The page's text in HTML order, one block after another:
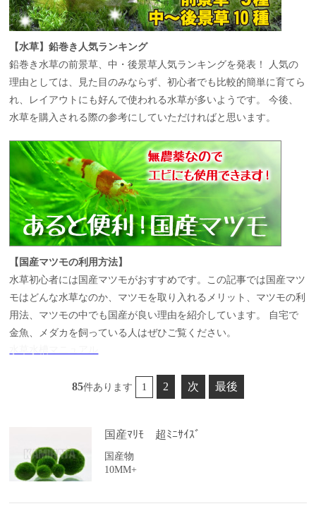
【水草】鉛巻き人気ランキング
鉛巻き水草の前景草、中・後景草人気ランキングを発表！ 人気の
理由としては、見た目のみならず、初心者でも比較的簡単に育てら
れ、レイアウトにも好んで使われる水草が多いようです。 今後、
水草を購入される際の参考にしていただければと思います。
【国産マツモの利用方法】
水草初心者には国産マツモがおすすめです。この記事では国産マツ
モはどんな水草なのか、マツモを取り入れるメリット、マツモの利
用法、マツモの中でも国産が良い理由を紹介しています。 自宅で
金魚、メダカを飼っている人はぜひご覧ください。
85件あります 1 2 次 最後
国産ﾏﾘﾓ 超ﾐﾆｻｲｽﾞ
国産物
10MM+